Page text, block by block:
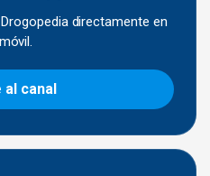
directamente en
al canal